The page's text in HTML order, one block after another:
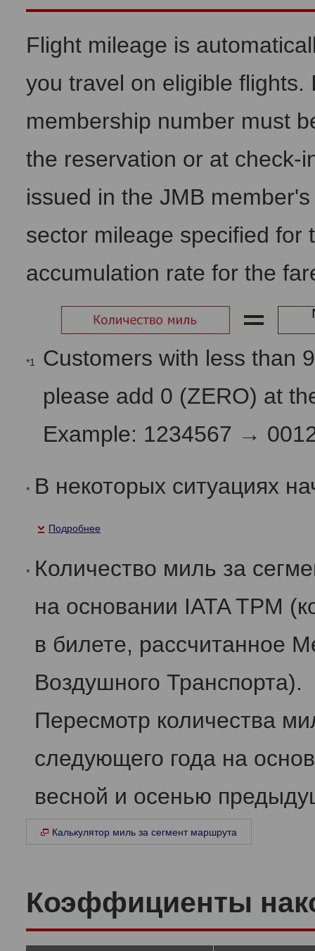
Flight mileage is
you travel on eligible
membership number must
the reservation or at check-
issued in the JMB
sector mileage specified for
accumulation rate for the
*1
Customers with less than
please add 0 (ZERO) at
Example: 1234567 →
* В некоторых ситуациях
Подробнее
* Количество миль за
на основании IATA TPM
в билете, рассчитанное
Воздушного Транспорта).
Пересмотр количества
следующего года на
весной и осенью
Калькулятор миль за сегмент маршрута
Коэффициенты